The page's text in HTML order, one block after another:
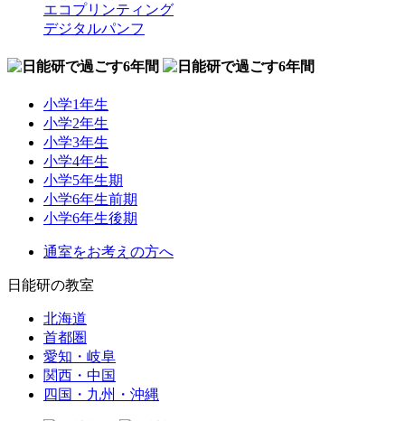
エコプリンティング
デジタルパンフ
小学1年生
小学2年生
小学3年生
小学4年生
小学5年生期
小学6年生前期
小学6年生後期
通室をお考えの方へ
日能研の教室
北海道
首都圏
愛知・岐阜
関西・中国
四国・九州・沖縄